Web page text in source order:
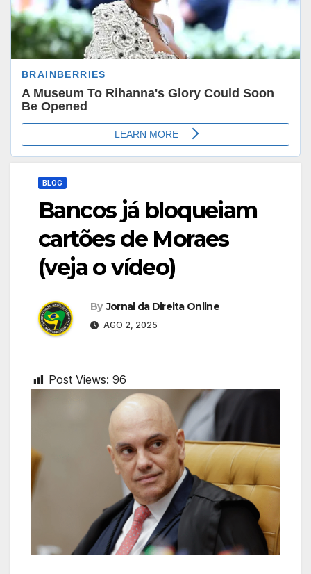
BLOG
Bancos já bloqueiam
cartões de Moraes
(veja o vídeo)
By Jornal da Direita Online
AGO 2, 2025
Post Views: 96